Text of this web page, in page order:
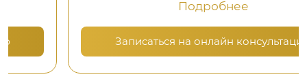
Подробнее
Записаться на онлайн консультацию